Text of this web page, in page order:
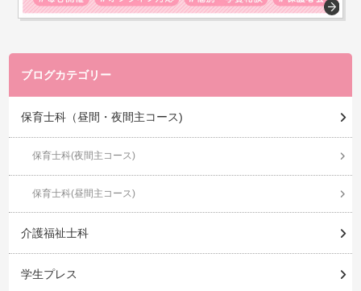
ブログカテゴリー
保育士科（昼間・夜間主コース)
保育士科(夜間主コース)
保育士科(昼間主コース)
介護福祉士科
学生プレス